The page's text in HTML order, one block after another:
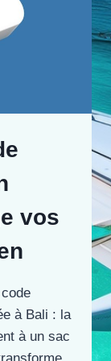
vos
à Bali : la
à un sac